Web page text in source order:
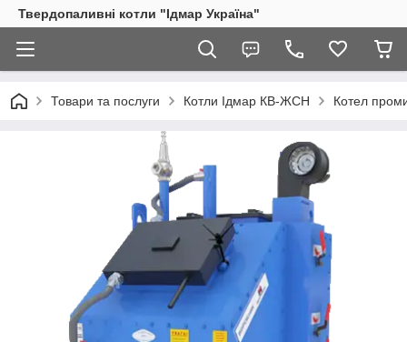
Твердопаливні котли "Ідмар Україна"
Товари та послуги Котли Ідмар КВ-ЖСН Котел